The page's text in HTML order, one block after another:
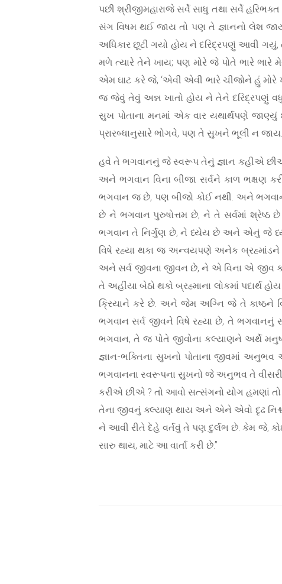
પછી શ્રીજીમહારાજે સર્વે સાધુ તથા સર્વે
સંગ વિષમ થઈ જાય તો પણ તે જ્ઞાનનો લેશ જાય
અધિકાર છૂટી ગયો હોય ને દરિદ્રપણું આવી ગયું,
મળે ત્યારે તેને ખાય; પણ મોરે જે પોતે ભારે ભારે
એમ ઘાટ કરે જે, ‘એવી એવી ભારે ચીજોને હું
જ જેવું તેવું અન્ન ખાતો હોય ને તેને દરિદ્રપણું
સુખ પોતાના મનમાં એક વાર યથાર્થપણે
પ્રારબ્ધાનુસારે ભોગવે, પણ તે સુખને ભૂલી ન
હવે તે ભગવાનનું જે સ્વરૂપ તેનું જ્ઞાન કહીએ છીએ
અને ભગવાન વિના બીજા સર્વને કાળ ભક્ષણ
ભગવાન જ છે, પણ બીજો કોઈ નથી. અને
છે ને ભગવાન પુરુષોત્તમ છે, ને તે સર્વમાં શ્રેષ્ઠ
ભગવાન તે નિર્ગુણ છે, ને ધ્યેય છે અને એનું જે
વિષે રહ્યા થકા જ અન્વયપણે અનેક બ્રહ્માંડને
અને સર્વ જીવના જીવન છે, ને એ વિના એ જીવ
તે અહીંયા બેઠો થકો બ્રહ્માના લોકમાં પદાર્થ
ક્રિયાને કરે છે. અને જેમ અગ્નિ જે તે કાષ્ઠને
ભગવાન સર્વ જીવને વિષે રહ્યા છે, તે
ભગવાન, તે જ પોતે જીવોના કલ્યાણને અર્થે
જ્ઞાન-ભક્તિના સુખનો પોતાના જીવમાં
ભગવાનના સ્વરૂપના સુખનો જે અનુભવ તે વીસરી
કરીએ છીએ ? તો આવો સત્સંગનો યોગ હમણાં તો
તેના જીવનું ક્લ્યાણ થાય અને એને એવો દૃઢ
ને આવી રીતે દેહે વર્તવું તે પણ દુર્લભ છે. કેમ જે,
સારુ થાય, માટે આ વાર્તા કરી છે.”